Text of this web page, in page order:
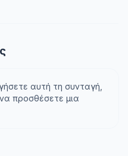
αυτή τη συνταγή,
προσθέσετε μια